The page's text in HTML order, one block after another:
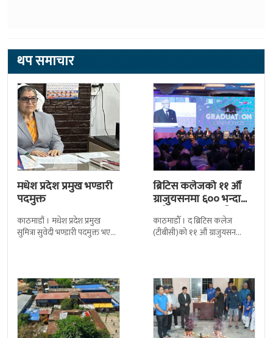
थप समाचार
मधेश प्रदेश प्रमुख भण्डारी
पदमुक्त
काठमाडौं । मधेश प्रदेश प्रमुख
सुमित्रा सुवेदी भण्डारी पदमुक्त भएकी
ब्रिटिस कलेजको ११ औँ
ग्राजुयसनमा ६०० भन्दा
बढी ग्राजुयट सम्मानित
काठमाडौँ । द ब्रिटिस कलेज
(टीबीसी)को ११ औं ग्राजुयसन